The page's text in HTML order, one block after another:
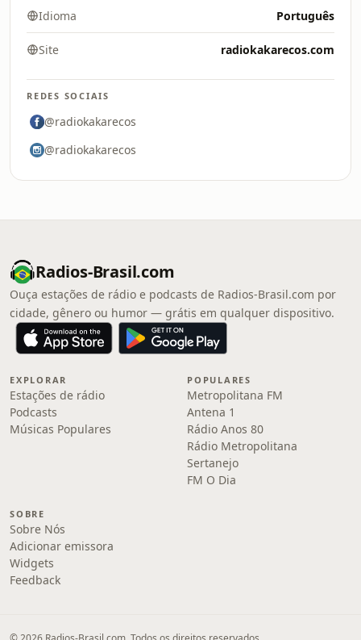
Idioma Português
Site radiokakarecos.com
REDES SOCIAIS
@radiokakarecos
@radiokakarecos
Radios-Brasil.com
Ouça estações de rádio e podcasts de Radios-Brasil.com por
cidade, gênero ou humor — grátis em qualquer dispositivo.
EXPLORAR
Estações de rádio
Podcasts
Músicas Populares
POPULARES
Metropolitana FM
Antena 1
Rádio Anos 80
Rádio Metropolitana
Sertanejo
FM O Dia
SOBRE
Sobre Nós
Adicionar emissora
Widgets
Feedback